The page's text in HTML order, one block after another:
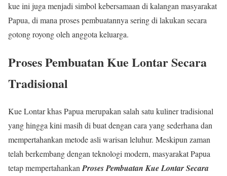
kue ini juga menjadi simbol kebersamaan di kalangan masyarakat
Papua, di mana proses pembuatannya sering di lakukan secara
gotong royong oleh anggota keluarga.
Proses Pembuatan Kue Lontar Secara
Tradisional
Kue Lontar khas Papua merupakan salah satu kuliner tradisional
yang hingga kini masih di buat dengan cara yang sederhana dan
mempertahankan metode asli warisan leluhur. Meskipun zaman
telah berkembang dengan teknologi modern, masyarakat Papua
tetap mempertahankanProses Pembuatan Kue Lontar Secara